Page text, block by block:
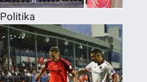
Politika